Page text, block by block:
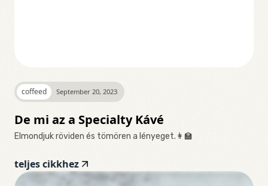
coffeed September 20, 2023
De mi az a Specialty Kávé
Elmondjuk röviden és tömören a lényeget.👩‍🏫
teljes cikkhez